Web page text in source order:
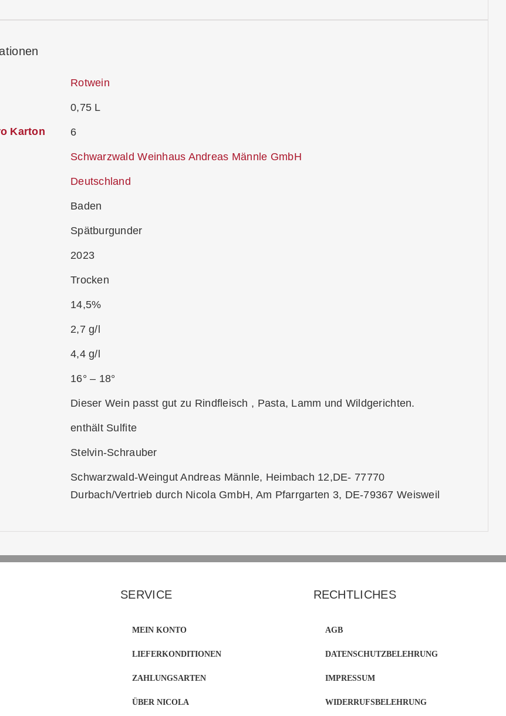
Rotwein
0,75 L
Karton 6
Schwarzwald Weinhaus Andreas Männle GmbH
Deutschland
Baden
Spätburgunder
2023
Trocken
14,5%
2,7 g/l
4,4 g/l
16° – 18°
Dieser Wein passt gut zu Rindfleisch , Pasta, Lamm und Wildgerichten.
enthält Sulfite
Stelvin-Schrauber
Schwarzwald-Weingut Andreas Männle, Heimbach 12,DE- 77770
Durbach/Vertrieb durch Nicola GmbH, Am Pfarrgarten 3, DE-79367 Weisweil
SERVICE
MEIN KONTO
LIEFERKONDITIONEN
ZAHLUNGSARTEN
ÜBER NICOLA
RECHTLICHES
AGB
DATENSCHUTZBELEHRUNG
IMPRESSUM
WIDERRUFSBELEHRUNG